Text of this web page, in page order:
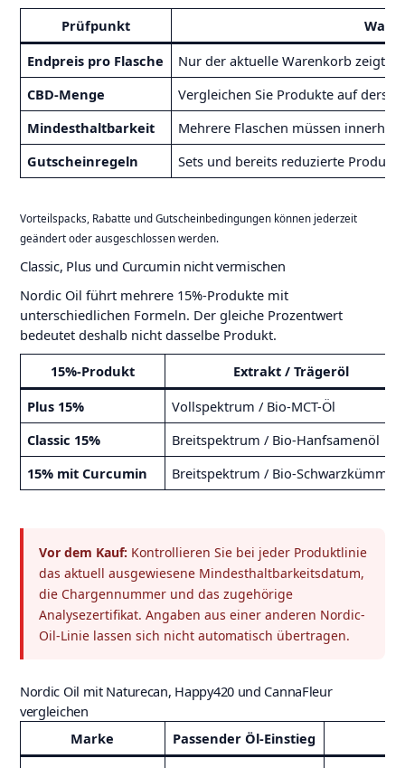
Prüfpunkt
Endpreis pro Flasche
Nur der aktuelle Warenkorb zeigt,
CBD-Menge
Vergleichen Sie Produkte auf
Mindesthaltbarkeit
Mehrere Flaschen müssen
Gutscheinregeln
Sets und bereits reduzierte
Vorteilspacks, Rabatte und Gutscheinbedingungen können jederzeit
geändert oder ausgeschlossen werden.
Classic, Plus und Curcumin nicht vermischen
Nordic Oil führt mehrere 15%-Produkte mit
unterschiedlichen Formeln. Der gleiche Prozentwert
bedeutet deshalb nicht dasselbe Produkt.
15%-Produkt
Extrakt / Trägeröl
Plus 15%
Vollspektrum / Bio-MCT-Öl
Classic 15%
Breitspektrum / Bio-Hanfsamenöl
15% mit Curcumin
Breitspektrum / Bio-
Vor dem Kauf: Kontrollieren Sie bei jeder Produktlinie
das aktuell ausgewiesene Mindesthaltbarkeitsdatum,
die Chargennummer und das zugehörige
Analysezertifikat. Angaben aus einer anderen Nordic-
Oil-Linie lassen sich nicht automatisch übertragen.
Nordic Oil mit Naturecan, Happy420 und CannaFleur
vergleichen
Marke
Passender Öl-Einstieg